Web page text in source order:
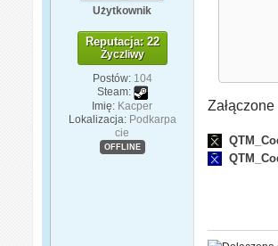
Użytkownik
Reputacja: 22
Życzliwy
Postów: 104
Steam:
Imię: Kacper
Lokalizacja: Podkarpa
cie
OFFLINE